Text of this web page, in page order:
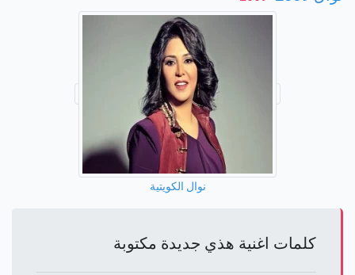
نوال الكويتية
كلمات اغنية هذي جديدة مكتوبة